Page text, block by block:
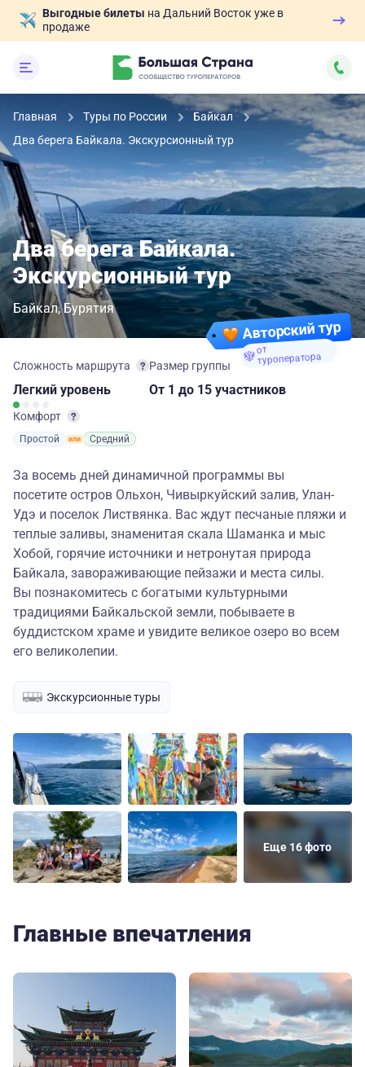
Выгодные билеты на Дальний Восток уже в
продаже
Главная Туры по России
Байкал
Два берега Байкала. Экскурсионный тур
Авторский тур
от
туроператора
Два берега Байкала.
Экскурсионный тур
Байкал Бурятия
Сложность маршрута
Легкий уровень
Комфорт
Простой Средний
Размер группы
От 1 до 15 участников
За восемь дней динамичной программы вы
посетите остров Ольхон, Чивыркуйский залив, Улан-
Удэ и поселок Листвянка. Вас ждут песчаные пляжи и
теплые заливы, знаменитая скала Шаманка и мыс
Хобой, горячие источники и нетронутая природа
Байкала, завораживающие пейзажи и места силы.
Вы познакомитесь с богатыми культурными
традициями Байкальской земли, побываете в
буддистском храме и увидите великое озеро во всем
его великолепии.
Экскурсионные туры
Еще 16 фото
Главные впечатления